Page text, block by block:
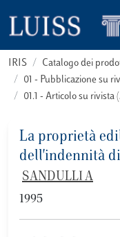
IRIS
Catalogo dei
01 - Pubblicazione su
01.1 - Articolo su rivista
La proprietà
dell'indennità
SANDULLI A
1995